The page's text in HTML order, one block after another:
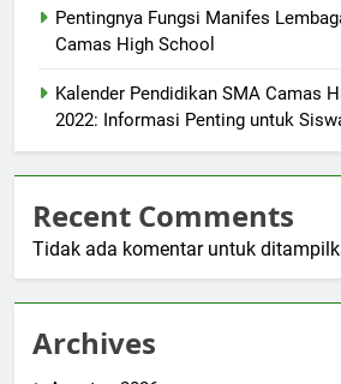
Pentingnya Fungsi Manifes
Camas High School
Kalender Pendidikan SMA Camas
2022: Informasi Penting untuk
Recent Comments
Tidak ada komentar untuk
Archives